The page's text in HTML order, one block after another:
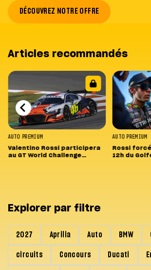
DÉCOUVREZ NOTRE OFFRE
Articles recommandés
AUTO PREMIUM
Valentino Rossi participera
au GT World Challenge
AUTO PREMIUM
Rossi
12h du
Explorer par filtre
2027 Aprilia Auto BMW
circuits Concours Ducati